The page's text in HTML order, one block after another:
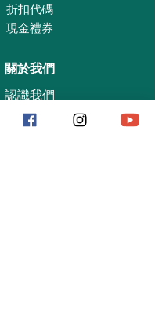
折扣代碼
現金禮券
關於我們
認識我們
實體專賣店